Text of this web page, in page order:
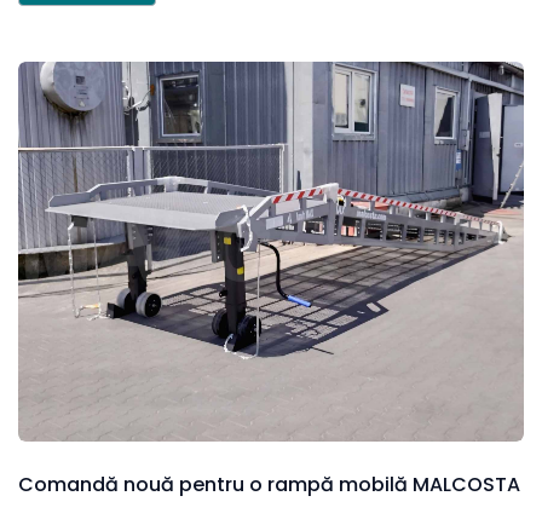
Comandă nouă pentru o rampă mobilă MALCOSTA